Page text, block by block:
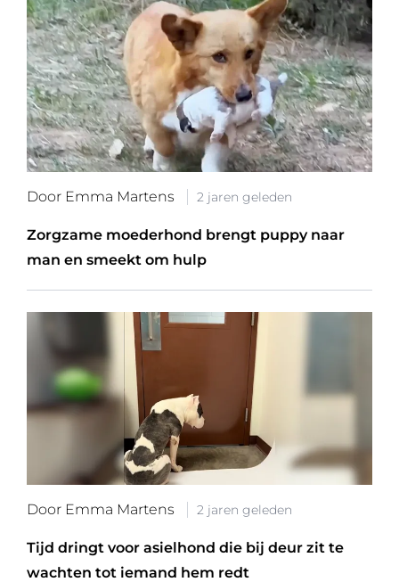
Door Emma Martens 2 jaren geleden
Zorgzame moederhond brengt puppy naar
man en smeekt om hulp
Door Emma Martens 2 jaren geleden
Tijd dringt voor asielhond die bij deur zit te
wachten tot iemand hem redt